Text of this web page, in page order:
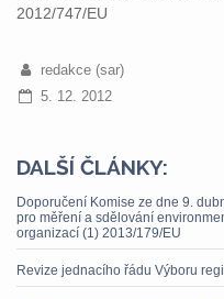
2012/747/EU
redakce (sar)
5. 12. 2012
DALŠÍ ČLÁNKY:
Doporučení Komise ze dne 9.
pro měření a sdělování
organizací (1) 2013/179/EU
Revize jednacího řádu Výboru